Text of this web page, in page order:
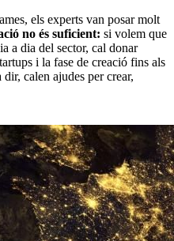
els experts van posar molt
no és suficient: si volem que
a dia del sector, cal donar
i la fase de creació fins als
calen ajudes per crear,